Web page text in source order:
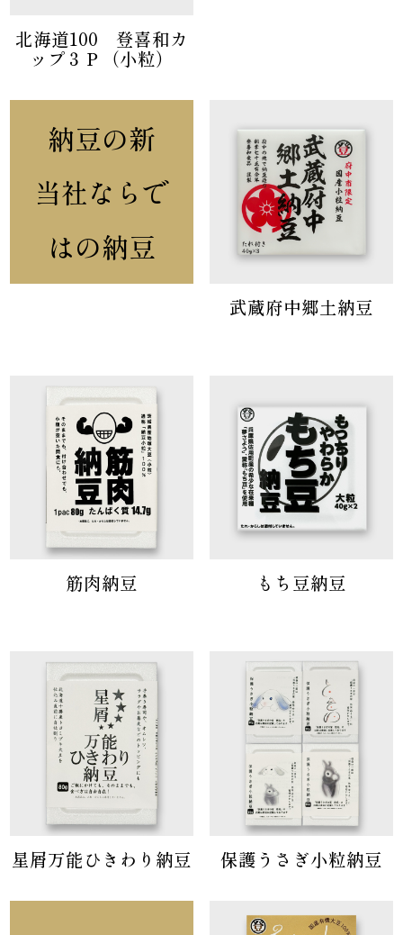
北海道100 登喜和カ
ップ３Ｐ（小粒）
納豆の新
当社ならで
はの納豆
武蔵府中郷土納豆
筋肉納豆 もち豆納豆
星屑万能ひきわり納豆 保護うさぎ小粒納豆